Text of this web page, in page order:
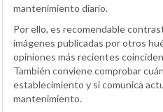
mantenimiento diario.
Por ello, es recomendable
imágenes publicadas por otros
opiniones más recientes
También conviene comprobar
establecimiento y si comunica
mantenimiento.